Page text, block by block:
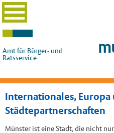
Amt für Bürger- und
Ratsservice
Internationales, Europa
Städtepartnerschaften
Münster ist eine Stadt, die nicht